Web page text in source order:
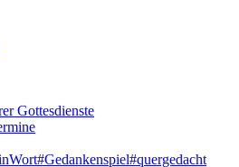
Gottesdienste